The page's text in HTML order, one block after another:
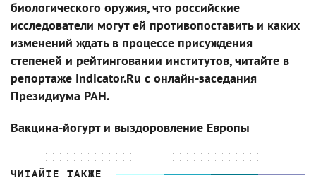
биологического оружия, что российские
исследователи могут ей противопоставить и каких
изменений ждать в процессе присуждения
степеней и рейтинговании институтов, читайте в
репортаже Indicator.Ru с онлайн-заседания
Президиума РАН.
Вакцина-йогурт и выздоровление Европы
ЧИТАЙТЕ ТАКЖЕ